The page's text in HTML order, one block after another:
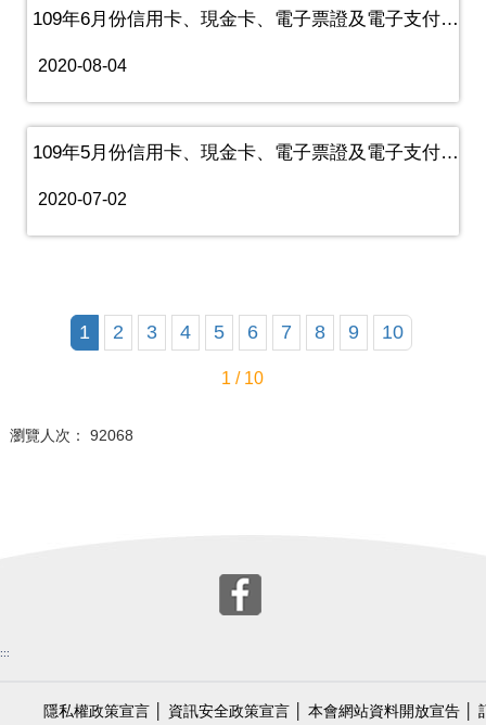
109年6月份信用卡、現金卡、電子票證及電子支付機構業務資訊
2020-08-04
109年5月份信用卡、現金卡、電子票證及電子支付機構業務資訊
2020-07-02
1 2 3 4 5 6 7 8 9 10
1 / 10
瀏覽人次： 92068
:::
隱私權政策宣言 資訊安全政策宣言 本會網站資料開放宣告